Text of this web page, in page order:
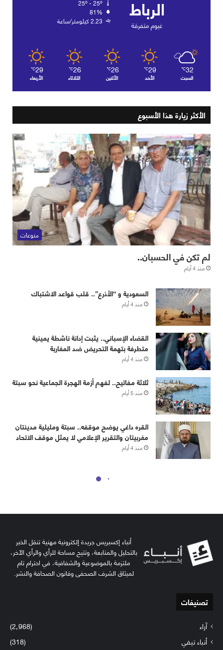
أنباء إكسبريس جريدة إلكترونية مهنية تنقل الخبر
بالتحليل والمتابعة، وتتيح مساحة للرأي والرأي الآخر،
ملتزمة بالموضوعية والشفافية، في احترام تام
لميثاق الشرف الصحفي وقانون الصحافة والنشر.
تصنيفات
آراء
(2٬968)
أنباء تيفي
(318)